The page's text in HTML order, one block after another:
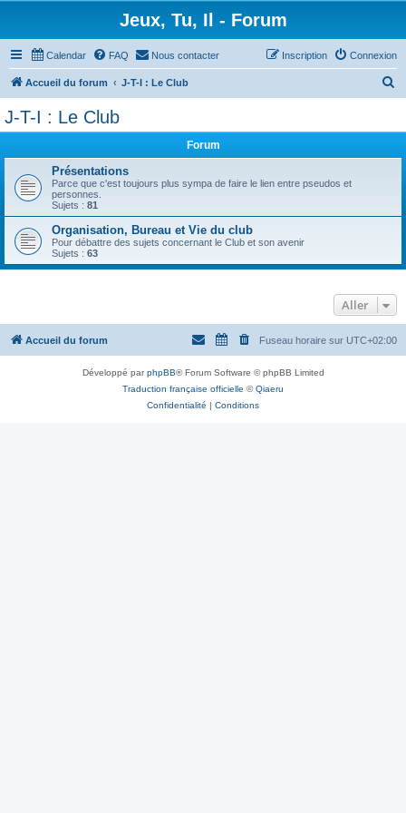
Jeux, Tu, Il - Forum
Calendar FAQ Nous contacter Connexion
Inscription
Accueil du forum J-T-I : Le Club
J-T-I : Le Club
Forum
Présentations
Parce que c'est toujours plus sympa de faire le lien entre pseudos et
personnes.
Sujets : 81
Organisation, Bureau et Vie du club
Pour débattre des sujets concernant le Club et son avenir
Sujets : 63
Aller
Accueil du forum Fuseau horaire sur UTC+02:00
Développé parphpBB® Forum Software © phpBB Limited
Traduction française officielle ©Qiaeru
Confidentialité | Conditions